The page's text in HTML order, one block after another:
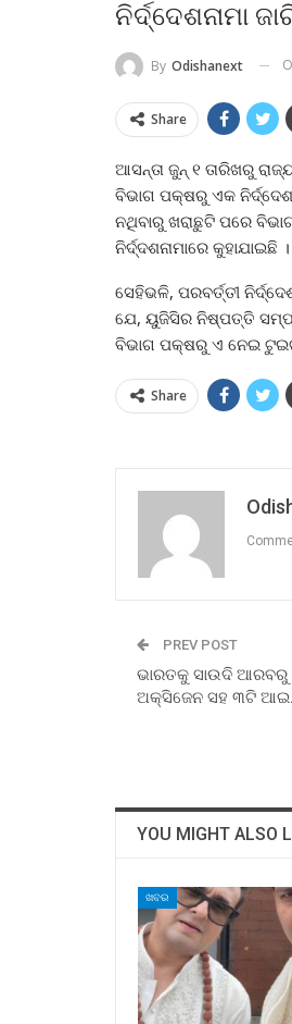
ନିର୍ଦ୍ଦେଶନାମା
By Odishanext
Share
ଆସନ୍ତା ଜୁନ୍‍ ୧ ତାରିଖରୁ
ବିଭାଗ ପକ୍ଷରୁ ଏକ
ନଥିବାରୁ ଖରାଛୁଟି ପରେ
ନିର୍ଦ୍ଦଶନାମାରେ କୁହାଯାଇଛି ।
ସେହିଭଳି, ପରବର୍ତ୍ତୀ
ଯେ, ୟୁଜିସିର ନିଷ୍ପତ୍ତି
ବିଭାଗ ପକ୍ଷରୁ ଏ ନେଇ
Share
PREV POST
ଭାରତକୁ ସାଉଦି ଆରବରୁ
ଅକ୍ସିଜେନ ସହ ୩ଟି
YOU MIGHT ALSO
ଖବର